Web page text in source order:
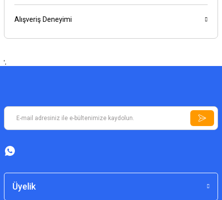
Alışveriş Deneyimi
',
Üyelik